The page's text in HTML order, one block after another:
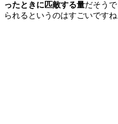
ったときに匹敵する量だそう
られるというのはすごいですね